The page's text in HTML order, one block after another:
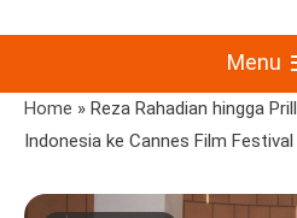
VakansiinfoMenu
Home » Reza Rahadian hingga
Indonesia ke Cannes Film Festival